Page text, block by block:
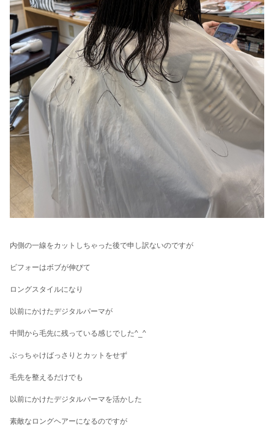
内側の一線をカットしちゃった後で申し訳ないのですが
ビフォーはボブが伸びて
ロングスタイルになり
以前にかけたデジタルパーマが
中間から毛先に残っている感じでした^_^
ぶっちゃけばっさりとカットをせず
毛先を整えるだけでも
以前にかけたデジタルパーマを活かした
素敵なロングヘアーになるのですが